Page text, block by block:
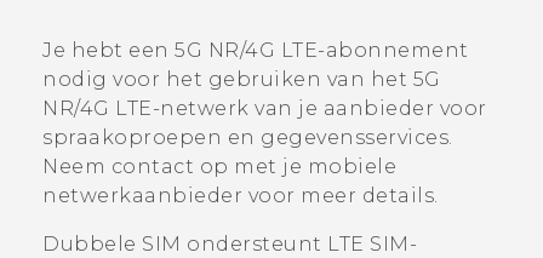
Je hebt een 5G NR/4G LTE-abonnement
nodig voor het gebruiken van het 5G
NR/4G LTE-netwerk van je aanbieder voor
spraakoproepen en gegevensservices.
Neem contact op met je mobiele
netwerkaanbieder voor meer details.
Dubbele SIM ondersteunt LTE SIM-